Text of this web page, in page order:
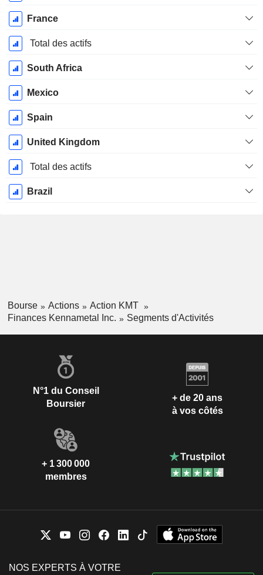
France
Total des actifs
South Africa
Mexico
Spain
United Kingdom
Total des actifs
Brazil
Bourse Actions
Action KMT
Finances Kennametal Inc.
Segments d'Activités
N°1 du Conseil
Boursier
+ de 20 ans
à vos côtés
+ 1 300 000
membres
NOS EXPERTS À VOTRE